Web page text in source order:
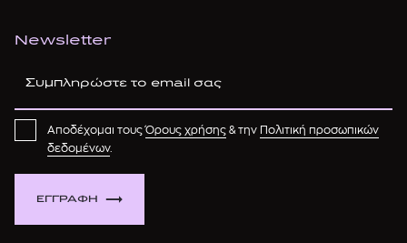
Newsletter
ΕΓΓΡΑΦΗ
Αποδέχομαι τουςΌρους χρήσης & την
Πολιτική προσωπικών
δεδομένων.